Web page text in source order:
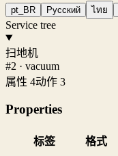
pt_BR
Русский ไทย
Service tree
扫地机
#2 · vacuum
属性 4动作 3
Properties
标签 格式